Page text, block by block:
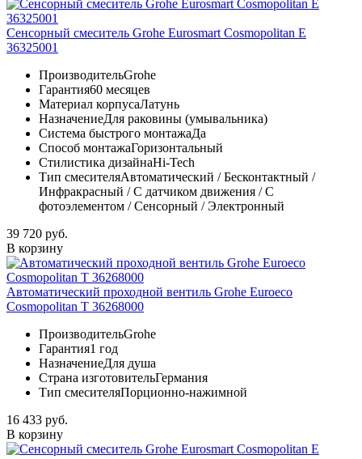
Сенсорный смеситель Grohe Eurosmart Cosmopolitan E
36325001
ПроизводительGrohe
Гарантия60 месяцев
Материал корпусаЛатунь
НазначениеДля раковины (умывальника)
Система быстрого монтажаДа
Способ монтажаГоризонтальный
Стилистика дизайнаHi-Tech
Тип смесителяАвтоматический / Бесконтактный /
Инфракрасный / С датчиком движения / С
фотоэлементом / Сенсорный / Электронный
39 720 руб.
В корзину
Автоматический проходной вентиль Grohe Euroeco
Cosmopolitan T 36268000
ПроизводительGrohe
Гарантия1 год
НазначениеДля душа
Страна изготовительГермания
Тип смесителяПорционно-нажимной
16 433 руб.
В корзину